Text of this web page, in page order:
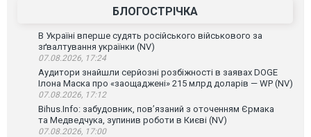
БЛОГОСТРІЧКА
В Україні вперше судять російського військового за
зґвалтування українки (NV)
07.08.2026, 17:24
Аудитори знайшли серйозні розбіжності в заявах DOGE
Ілона Маска про «заощаджені» 215 млрд доларів — WP (NV)
07.08.2026, 17:12
Bihus.Info: забудовник, пов’язаний з оточенням Єрмака
та Медведчука, зупинив роботи в Києві (NV)
07.08.2026, 17:00